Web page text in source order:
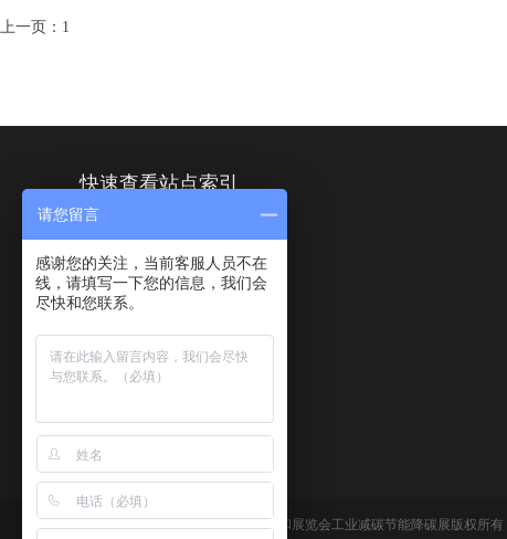
上一页： 1
快速查看站点索引
关于展会
展商中心
联系我们
www.co2-e.cn ©2027 上海国际碳中和展览会工业减碳节能降碳展版权所有
请您留言
感谢您的关注，当前客服人员不在
线，请填写一下您的信息，我们会
尽快和您联系。